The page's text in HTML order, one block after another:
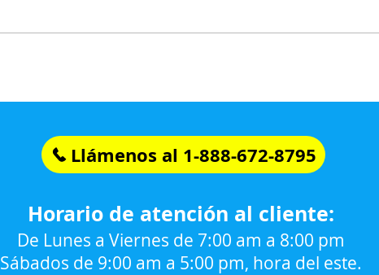
Llámenos al 1-888-672-8795
Horario de atención al cliente:
De Lunes a Viernes de 7:00 am a 8:00 pm
Sábados de 9:00 am a 5:00 pm, hora del este.